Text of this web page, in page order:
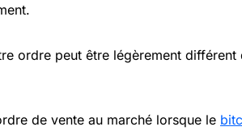
ordre peut être légèrement
de vente au marché lorsque le